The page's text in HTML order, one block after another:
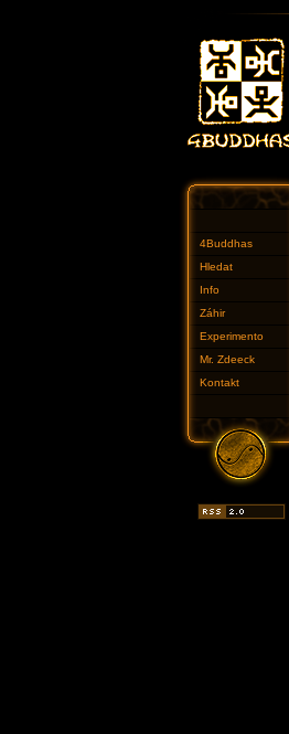
4Buddhas
Hledat
Info
Záhir
Experimento
Mr. Zdeeck
Kontakt